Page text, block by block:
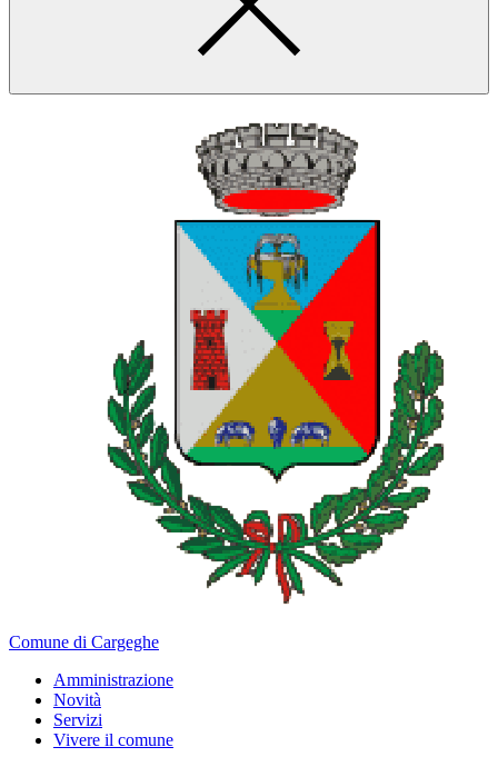
Comune di Cargeghe
Amministrazione
Novità
Servizi
Vivere il comune